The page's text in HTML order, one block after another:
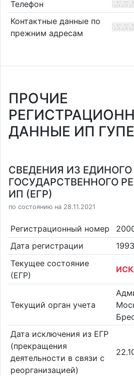
Телефон
Контактные данные по
прежним адресам
ПРОЧИЕ
ДАННЫЕ ИП
СВЕДЕНИЯ ИЗ ЕДИНОГО
ГОСУДАРСТВЕННОГО
ИП (ЕГР)
по состоянию на 28.11.2021
Регистрационный номер
Дата регистрации
Текущее состояние
(ЕГР)
Текущий орган учета
Дата исключения из ЕГР
(прекращения
деятельности в связи с
реорганизацией)